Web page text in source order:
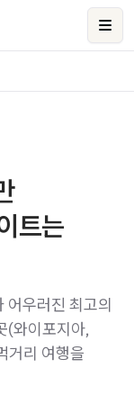
트는
어우러진 최고의
(와이포지아,
거리 여행을